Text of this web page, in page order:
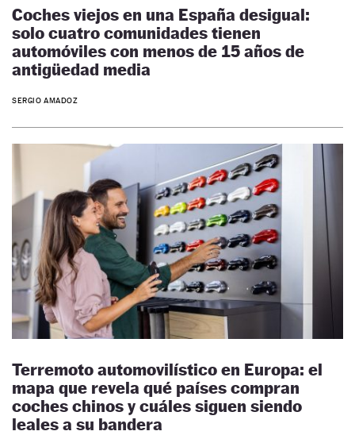
Coches viejos en una España desigual:
solo cuatro comunidades tienen
automóviles con menos de 15 años de
antigüedad media
SERGIO AMADOZ
Terremoto automovilístico en Europa: el
mapa que revela qué países compran
coches chinos y cuáles siguen siendo
leales a su bandera